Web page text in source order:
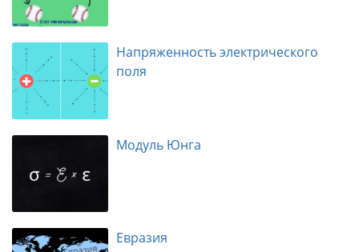
Напряженность электрического
поля
Модуль Юнга
Евразия